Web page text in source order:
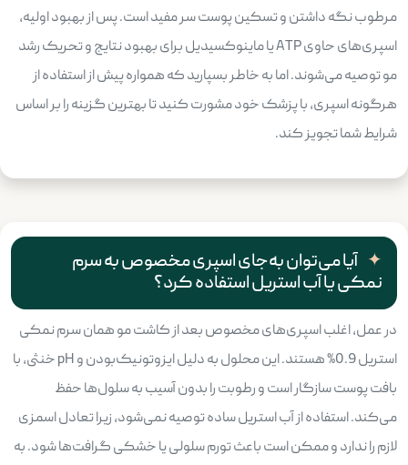
مرطوب نگه داشتن و تسکین پوست سر مفید است. پس از بهبود اولیه،
اسپری‌های حاوی ATP یا ماینوکسیدیل برای بهبود نتایج و تحریک رشد
مو توصیه می‌شوند. اما به خاطر بسپارید که همواره پیش از استفاده از
هرگونه اسپری، با پزشک خود مشورت کنید تا بهترین گزینه را بر اساس
شرایط شما تجویز کند.
آیا می‌توان به‌جای اسپری مخصوص به سرم
نمکی یا آب استریل استفاده کرد؟
در عمل، اغلب اسپری‌های مخصوص بعد از کاشت مو همان سرم نمکی
استریل 0.9% هستند. این محلول به دلیل ایزوتونیک‌بودن و pH خنثی، با
بافت پوست سازگار است و رطوبت را بدون آسیب به سلول‌ها حفظ
می‌کند. استفاده از آب استریل ساده توصیه نمی‌شود، زیرا تعادل اسمزی
لازم را ندارد و ممکن است باعث تورم سلولی یا خشکی گرافت‌ها شود. به